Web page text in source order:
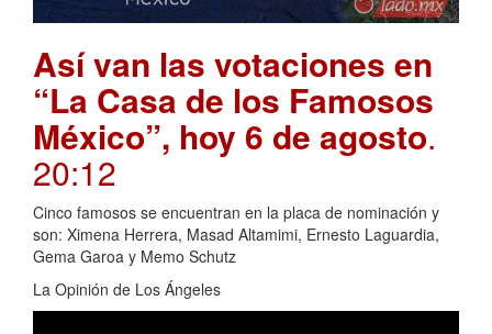
Así van las votaciones en
“La Casa de los Famosos
México”, hoy 6 de agosto.
20:12
Cinco famosos se encuentran en la placa de nominación y
son: Ximena Herrera, Masad Altamimi, Ernesto Laguardia,
Gema Garoa y Memo Schutz
La Opinión de Los Ángeles